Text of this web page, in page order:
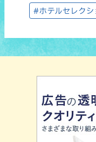
#ホテルセレク